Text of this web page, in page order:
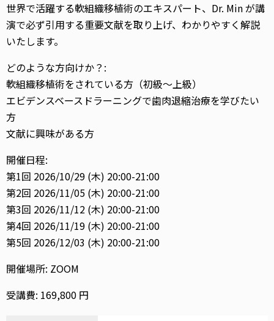
世界で活躍する軟組織移植術のエキスパート、Dr. Min が講
演で必ず引用する重要文献を取り上げ、わかりやすく解説
いたします。
どのような方向けか？:
軟組織移植術をされている方（初級～上級）
エビデンスベースドラーニングで歯肉退縮治療を学びたい
方
文献に興味がある方
開催日程:
第1回 2026/10/29 (木) 20:00-21:00
第2回 2026/11/05 (木) 20:00-21:00
第3回 2026/11/12 (木) 20:00-21:00
第4回 2026/11/19 (木) 20:00-21:00
第5回 2026/12/03 (木) 20:00-21:00
開催場所: ZOOM
受講費: 169,800 円